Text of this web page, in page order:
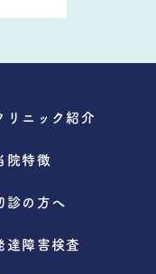
リニック紹介
院特徴
診の方へ
達障害検査